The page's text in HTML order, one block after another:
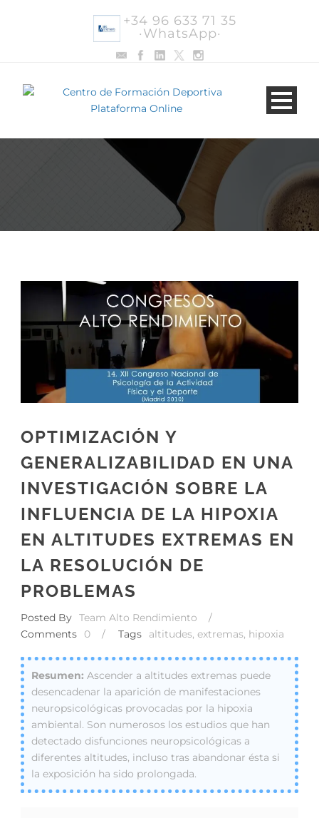
+34 96 633 71 35
·WhatsApp·
OPTIMIZACIÓN Y
GENERALIZABILIDAD EN UNA
INVESTIGACIÓN SOBRE LA
INFLUENCIA DE LA HIPOXIA
EN ALTITUDES EXTREMAS EN
LA RESOLUCIÓN DE
PROBLEMAS
Posted By Team Alto Rendimiento
/
Comments
0 / Tags altitudes, extremas, hipoxia
Ascender a altitudes extremas puede
desencadenar la aparición de manifestaciones
neuropsicológicas provocadas por la hipoxia
ambiental. Son numerosos los estudios que han
detectado disfunciones neuropsicológicas a
diferentes altitudes, incluso tras abandonar ésta si
la exposición ha sido prolongada.